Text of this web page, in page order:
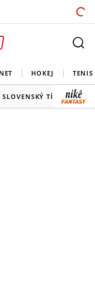
HOKEJ TENIS
SLOVENSKÝ TÍM